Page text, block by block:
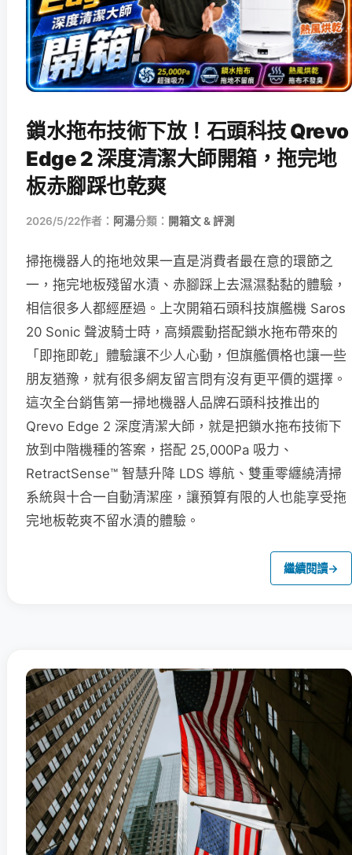
鎖水拖布技術下放！石頭科技 Qrevo
Edge 2 深度清潔大師開箱，拖完地
板赤腳踩也乾爽
2026/5/22作者： 阿湯分類： 開箱文 & 評測
掃拖機器人的拖地效果一直是消費者最在意的環節之
一，拖完地板殘留水漬、赤腳踩上去濕濕黏黏的體驗，
相信很多人都經歷過。上次開箱石頭科技旗艦機 Saros
20 Sonic 聲波騎士時，高頻震動搭配鎖水拖布帶來的
「即拖即乾」體驗讓不少人心動，但旗艦價格也讓一些
朋友猶豫，就有很多網友留言問有沒有更平價的選擇。
這次全台銷售第一掃地機器人品牌石頭科技推出的
Qrevo Edge 2 深度清潔大師，就是把鎖水拖布技術下
放到中階機種的答案，搭配 25,000Pa 吸力、
RetractSense™ 智慧升降 LDS 導航、雙重零纏繞清掃
系統與十合一自動清潔座，讓預算有限的人也能享受拖
完地板乾爽不留水漬的體驗。
繼續閱讀→